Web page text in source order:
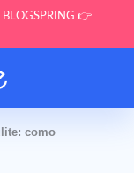
BLOGSPRING 👉
como